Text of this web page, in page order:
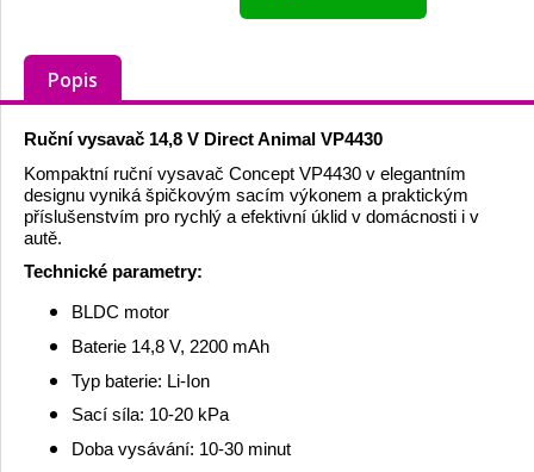
Popis
Ruční vysavač 14,8 V Direct Animal VP4430
Kompaktní ruční vysavač Concept VP4430 v elegantním
designu vyniká špičkovým sacím výkonem a praktickým
příslušenstvím pro rychlý a efektivní úklid v domácnosti i v
autě.
Technické parametry:
BLDC motor
Baterie 14,8 V, 2200 mAh
Typ baterie: Li-Ion
Sací síla: 10-20 kPa
Doba vysávání: 10-30 minut